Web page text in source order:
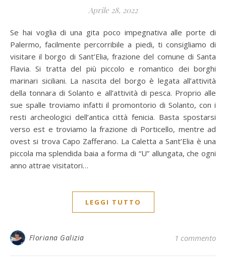
Aprile 28, 2022
Se hai voglia di una gita poco impegnativa alle porte di
Palermo, facilmente percorribile a piedi, ti consigliamo di
visitare il borgo di Sant’Elia, frazione del comune di Santa
Flavia. Si tratta del più piccolo e romantico dei borghi
marinari siciliani. La nascita del borgo è legata all’attività
della tonnara di Solanto e all’attività di pesca. Proprio alle
sue spalle troviamo infatti il promontorio di Solanto, con i
resti archeologici dell’antica città fenicia. Basta spostarsi
verso est e troviamo la frazione di Porticello, mentre ad
ovest si trova Capo Zafferano. La Caletta a Sant’Elia è una
piccola ma splendida baia a forma di “U” allungata, che ogni
anno attrae visitatori…
LEGGI TUTTO
Floriana Galizia 1 commento